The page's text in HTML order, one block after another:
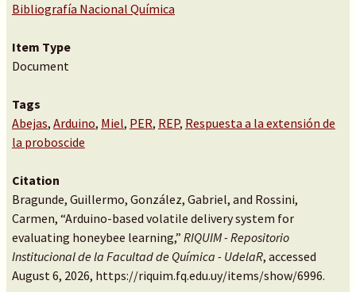
Bibliografía Nacional Química
Item Type
Document
Tags
Abejas, Arduino, Miel, PER, REP, Respuesta a la extensión de
la proboscide
Citation
Bragunde, Guillermo, González, Gabriel, and Rossini,
Carmen, “Arduino-based volatile delivery system for
evaluating honeybee learning,” RIQUIM - Repositorio
Institucional de la Facultad de Química - UdelaR, accessed
August 6, 2026, https://riquim.fq.edu.uy/items/show/6996.